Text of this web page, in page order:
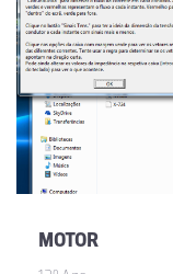
MOTOR